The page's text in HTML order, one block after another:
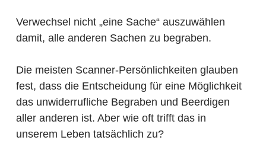
Verwechsel nicht „eine Sache“ auszuwählen
damit, alle anderen Sachen zu begraben.
Die meisten Scanner-Persönlichkeiten glauben
fest, dass die Entscheidung für eine Möglichkeit
das unwiderrufliche Begraben und Beerdigen
aller anderen ist. Aber wie oft trifft das in
unserem Leben tatsächlich zu?